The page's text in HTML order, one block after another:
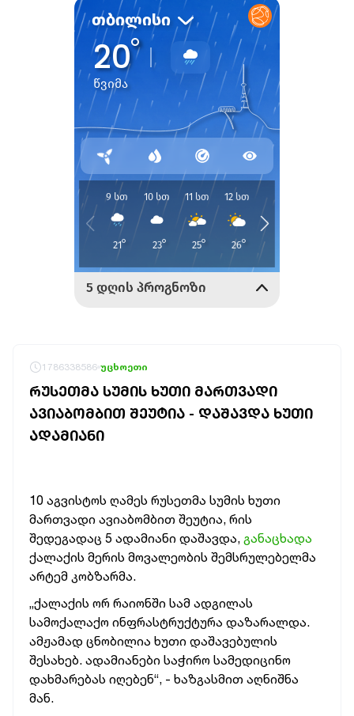
1786338586 უცხოეთი
ᲠᲣᲡᲔᲗᲛᲐ ᲡᲣᲛᲘᲡ ᲮᲣᲗᲘ ᲛᲐᲠᲗᲕᲐᲓᲘ
ᲐᲕᲘᲐᲑᲝᲛᲑᲘᲗ ᲨᲔᲣᲢᲘᲐ - ᲓᲐᲨᲐᲕᲓᲐ ᲮᲣᲗᲘ
ᲐᲓᲐᲛᲘᲐᲜᲘ
10 აგვისტოს ღამეს რუსეთმა სუმის ხუთი
მართვადი ავიაბომბით შეუტია, რის
შედეგადაც 5 ადამიანი დაშავდა, განაცხადა
ქალაქის მერის მოვალეობის შემსრულებელმა
არტემ კობზარმა.
„ქალაქის ორ რაიონში სამ ადგილას
სამოქალაქო ინფრასტრუქტურა დაზარალდა.
ამჟამად ცნობილია ხუთი დაშავებულის
შესახებ. ადამიანები საჭირო სამედიცინო
დახმარებას იღებენ“, - ხაზგასმით აღნიშნა
მან.